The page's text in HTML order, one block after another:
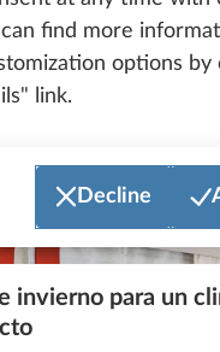
find more
options by
link.
Decline
invierno para un